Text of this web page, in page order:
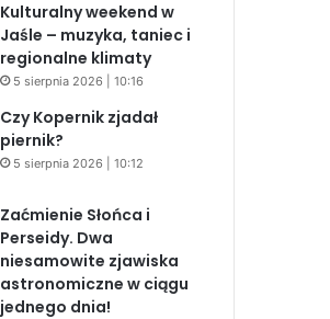
Kulturalny weekend w
Jaśle – muzyka, taniec i
regionalne klimaty
5 sierpnia 2026 | 10:16
Czy Kopernik zjadał
piernik?
5 sierpnia 2026 | 10:12
Zaćmienie Słońca i
Perseidy. Dwa
niesamowite zjawiska
astronomiczne w ciągu
jednego dnia!